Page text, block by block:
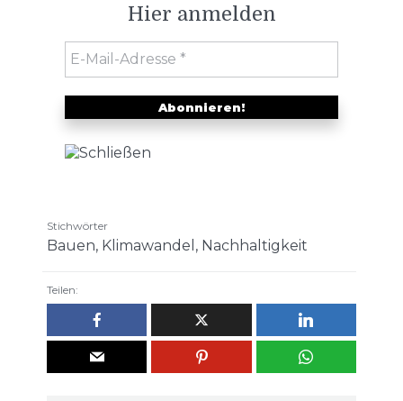
Hier anmelden
Stichwörter
Bauen, Klimawandel , Nachhaltigkeit
Teilen: